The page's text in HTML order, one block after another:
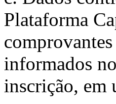
Plataforma
informados
inscrição,